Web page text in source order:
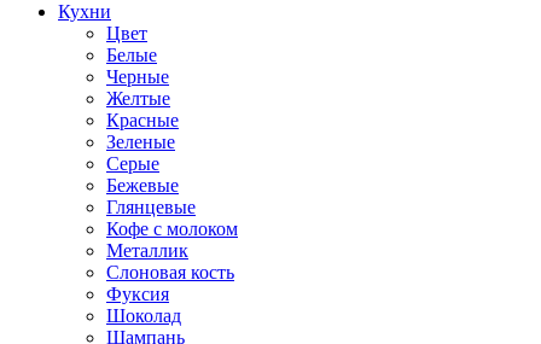
Кухни
Цвет
Белые
Черные
Желтые
Красные
Зеленые
Серые
Бежевые
Глянцевые
Кофе с молоком
Металлик
Слоновая кость
Фуксия
Шоколад
Шампань